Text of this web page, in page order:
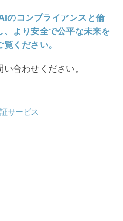
のコンプライアンスと倫
より安全で公平な未来を
ください。
合わせください。
サービス